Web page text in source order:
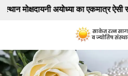
संस्था है जिसकी ख्याति दूर दूर तक है